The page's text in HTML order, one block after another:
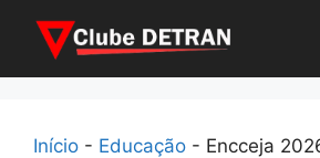
Início - Educação - Encceja